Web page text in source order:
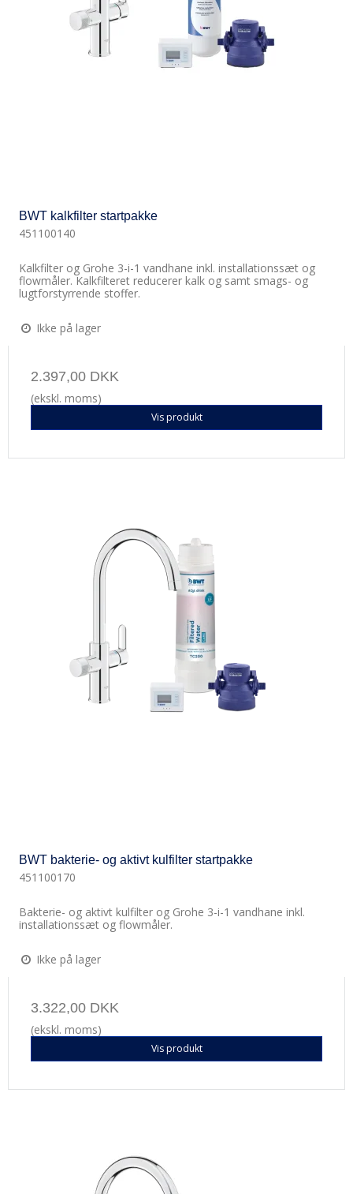
BWT kalkfilter startpakke
451100140
Kalkfilter og Grohe 3-i-1 vandhane inkl. installationssæt og
flowmåler. Kalkfilteret reducerer kalk og samt smags- og
lugtforstyrrende stoffer.
Ikke på lager
2.397,00 DKK
(ekskl. moms)
Vis produkt
BWT bakterie- og aktivt kulfilter startpakke
451100170
Bakterie- og aktivt kulfilter og Grohe 3-i-1 vandhane inkl.
installationssæt og flowmåler.
Ikke på lager
3.322,00 DKK
(ekskl. moms)
Vis produkt